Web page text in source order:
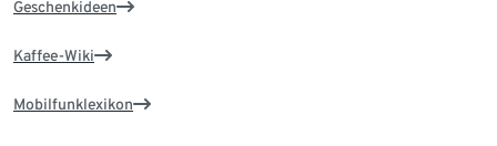
Geschenkideen
Kaffee-Wiki
Mobilfunklexikon